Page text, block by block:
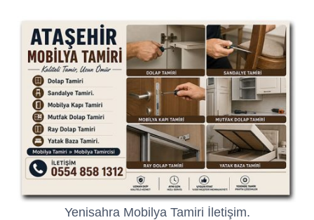
Yenisahra Mobilya Tamiri İletişim.